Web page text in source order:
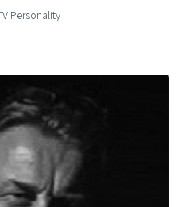
Personality